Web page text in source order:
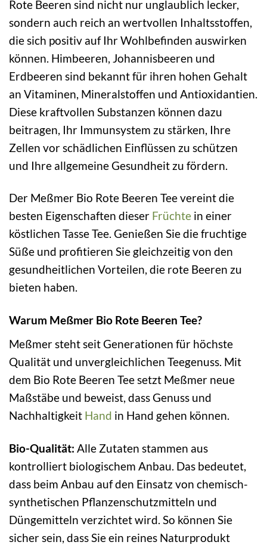
Rote Beeren sind nicht nur unglaublich lecker,
sondern auch reich an wertvollen Inhaltsstoffen,
die sich positiv auf Ihr Wohlbefinden auswirken
können. Himbeeren, Johannisbeeren und
Erdbeeren sind bekannt für ihren hohen Gehalt
an Vitaminen, Mineralstoffen und Antioxidantien.
Diese kraftvollen Substanzen können dazu
beitragen, Ihr Immunsystem zu stärken, Ihre
Zellen vor schädlichen Einflüssen zu schützen
und Ihre allgemeine Gesundheit zu fördern.
Der Meßmer Bio Rote Beeren Tee vereint die
besten Eigenschaften dieser Früchte in einer
köstlichen Tasse Tee. Genießen Sie die fruchtige
Süße und profitieren Sie gleichzeitig von den
gesundheitlichen Vorteilen, die rote Beeren zu
bieten haben.
Warum Meßmer Bio Rote Beeren Tee?
Meßmer steht seit Generationen für höchste
Qualität und unvergleichlichen Teegenuss. Mit
dem Bio Rote Beeren Tee setzt Meßmer neue
Maßstäbe und beweist, dass Genuss und
Nachhaltigkeit Hand in Hand gehen können.
Bio-Qualität: Alle Zutaten stammen aus
kontrolliert biologischem Anbau. Das bedeutet,
dass beim Anbau auf den Einsatz von chemisch-
synthetischen Pflanzenschutzmitteln und
Düngemitteln verzichtet wird. So können Sie
sicher sein, dass Sie ein reines Naturprodukt